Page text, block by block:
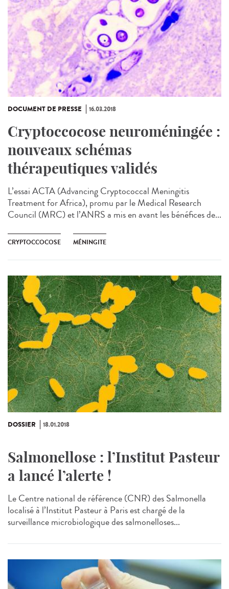
DOCUMENT DE PRESSE 16.03.2018
Cryptoccocose neuroméningée :
nouveaux schémas
thérapeutiques validés
L’essai ACTA (Advancing Cryptococcal Meningitis
Treatment for Africa), promu par le Medical Research
Council (MRC) et l’ANRS a mis en avant les bénéfices de...
CRYPTOCCOCOSE MÉNINGITE
DOSSIER 18.01.2018
Salmonellose : l’Institut Pasteur
a lancé l’alerte !
Le Centre national de référence (CNR) des Salmonella
localisé à l’Institut Pasteur à Paris est chargé de la
surveillance microbiologique des salmonelloses...